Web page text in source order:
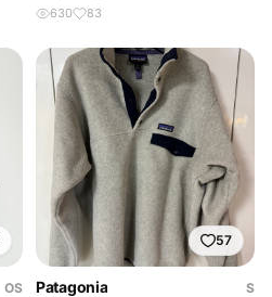
630 83
OS
57
Patagonia
S